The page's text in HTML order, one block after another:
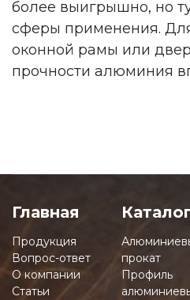
более выигрышно, но
сферы применения.
оконной рамы или
прочности алюминия
Главная
Продукция
Вопрос-ответ
О компании
Статьи
прокат
Профиль